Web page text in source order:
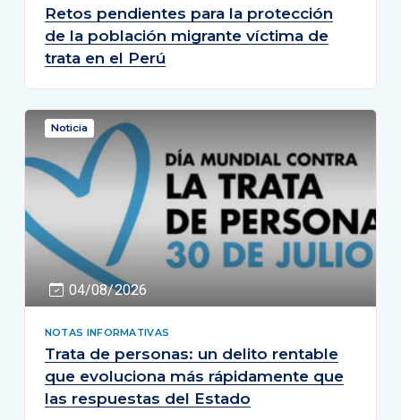
Retos pendientes para la protección
de la población migrante víctima de
trata en el Perú
Noticia
04/08/2026
NOTAS INFORMATIVAS
Trata de personas: un delito rentable
que evoluciona más rápidamente que
las respuestas del Estado